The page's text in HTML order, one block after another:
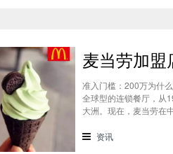
准入门槛：200万为什
全球型的连锁餐厅，从
大洲。现在，麦当劳在
需要参加总部培训，而
资讯